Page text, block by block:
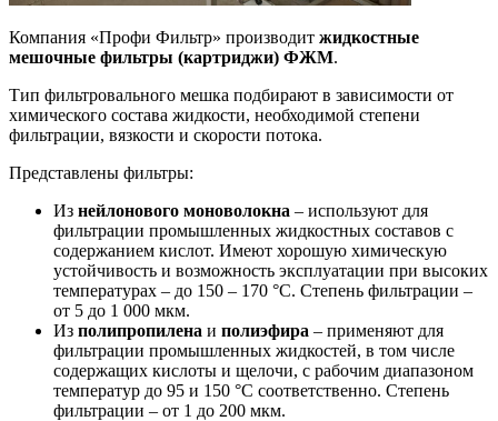
Компания «Профи Фильтр» производит жидкостные
мешочные фильтры (картриджи) ФЖМ.
Тип фильтровального мешка подбирают в зависимости от
химического состава жидкости, необходимой степени
фильтрации, вязкости и скорости потока.
Представлены фильтры:
Из нейлонового моноволокна – используют для
фильтрации промышленных жидкостных составов с
содержанием кислот. Имеют хорошую химическую
устойчивость и возможность эксплуатации при высоких
температурах – до 150 – 170 °C. Степень фильтрации –
от 5 до 1 000 мкм.
Из полипропилена и полиэфира – применяют для
фильтрации промышленных жидкостей, в том числе
содержащих кислоты и щелочи, с рабочим диапазоном
температур до 95 и 150 °C соответственно. Степень
фильтрации – от 1 до 200 мкм.